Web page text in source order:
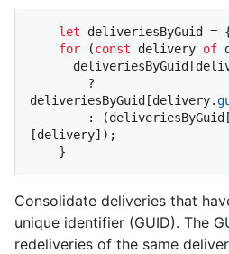
let deliveriesByGuid =
for (const delivery of
deliveriesByGuid[delivery.
:
[delivery]);
    }
Consolidate deliveries that
unique identifier (GUID). The
redeliveries of the same